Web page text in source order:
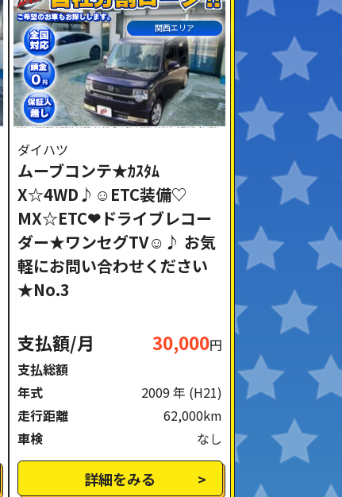
関西エリア
ダイハツ
ムーブコンテ★ｶｽﾀﾑ
X☆4WD♪☺ETC装備♡
MX☆ETC❤ドライブレコー
ダー★ワンセグTV☺♪ お気
軽にお問い合わせください
★No.3
支払額/月 30,000円
支払総額
年式
2009 年 (H21)
走行距離
62,000km
車検
なし
詳細をみる